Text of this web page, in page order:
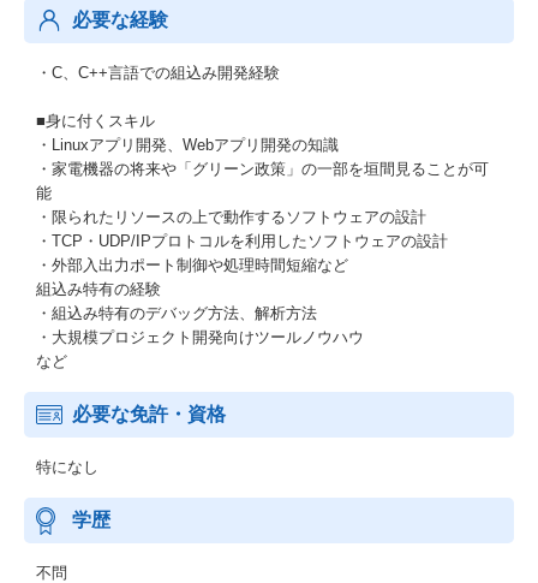
必要な経験
・C、C++言語での組込み開発経験
■身に付くスキル
・Linuxアプリ開発、Webアプリ開発の知識
・家電機器の将来や「グリーン政策」の一部を垣間見ることが可
能
・限られたリソースの上で動作するソフトウェアの設計
・TCP・UDP/IPプロトコルを利用したソフトウェアの設計
・外部入出力ポート制御や処理時間短縮など
組込み特有の経験
・組込み特有のデバッグ方法、解析方法
・大規模プロジェクト開発向けツールノウハウ
など
必要な免許・資格
特になし
学歴
不問